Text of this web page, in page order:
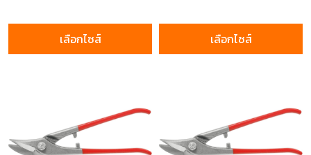
เลือกไซส์ เลือกไซส์